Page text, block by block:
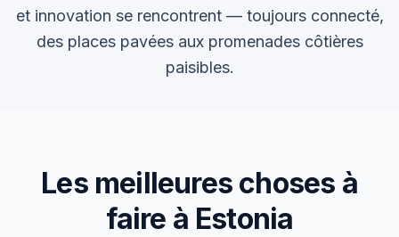
et innovation se rencontrent — toujours connecté,
des places pavées aux promenades côtières
paisibles.
Les meilleures choses à
faire à Estonia